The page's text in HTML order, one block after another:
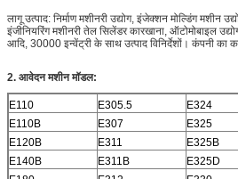
लागू उत्पाद: निर्माण मशीनरी उद्योग, इंजेक्शन मोल्डिंग मशीन
इंजीनियरिंग मशीनरी तेल सिलेंडर कारखाना, ऑटोमोबाइल
आदि, 30000 इन्वेंट्री के साथ उत्पाद विनिर्देशों। कंपनी का
2. आवेदन मशीन मॉडल:
E110 E305.5 E324
E110B
E307 E325
E120B
E311 E325B
E140B
E311B E325D